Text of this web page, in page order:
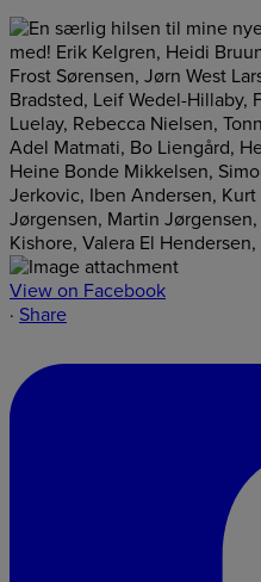
View on Facebook
· Share